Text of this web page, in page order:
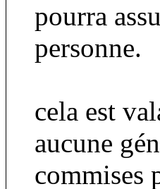
pourra
personne.
cela est
aucune
commises